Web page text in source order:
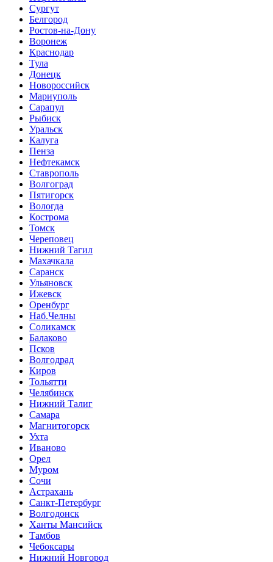
Сургут
Белгород
Ростов-на-Дону
Воронеж
Краснодар
Тула
Донецк
Новороссийск
Мариуполь
Сарапул
Рыбиск
Уральск
Калуга
Пенза
Нефтекамск
Ставрополь
Волгоград
Пятигорск
Вологда
Кострома
Томск
Череповец
Нижний Тагил
Махачкала
Саранск
Ульяновск
Ижевск
Оренбург
Наб.Челны
Соликамск
Балаково
Псков
Волгодрад
Киров
Тольятти
Челябинск
Нижний Талиг
Самара
Магнитогорск
Ухта
Иваново
Орел
Муром
Сочи
Астрахань
Санкт-Петербург
Волгодонск
Ханты Мансийск
Тамбов
Чебоксары
Нижний Новгород